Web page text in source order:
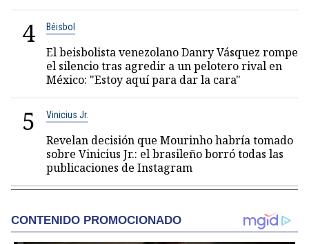
4 Béisbol
El beisbolista venezolano Danry Vásquez rompe
el silencio tras agredir a un pelotero rival en
México: "Estoy aquí para dar la cara"
5 Vinicius Jr.
Revelan decisión que Mourinho habría tomado
sobre Vinicius Jr.: el brasileño borró todas las
publicaciones de Instagram